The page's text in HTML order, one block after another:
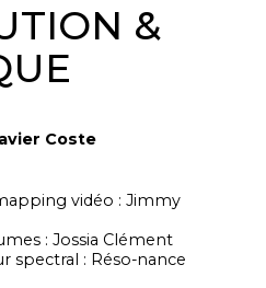
&
Coste
vidéo : Jimmy
: Jossia Clément
spectral : Réso-nance